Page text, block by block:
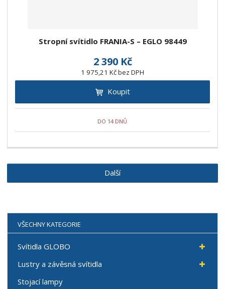
Stropní svítidlo FRANIA-S – EGLO 98449
2 390 Kč
1 975,21 Kč bez DPH
Koupit
DO 14 DNŮ
Další
VŠECHNY KATEGORIE
Svítidla GLOBO
Lustry a závěsná svítidla
Stojací lampy